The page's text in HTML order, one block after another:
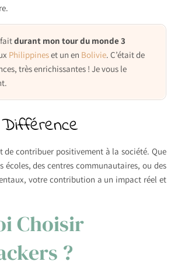
durant mon tour du monde 3
Philippineset un en Bolivie. C’était de
très enrichissantes ! Je vous le
de contribuer positivement à la société. Que
écoles, des centres communautaires, ou des
votre contribution a un impact réel et
Choisir
?